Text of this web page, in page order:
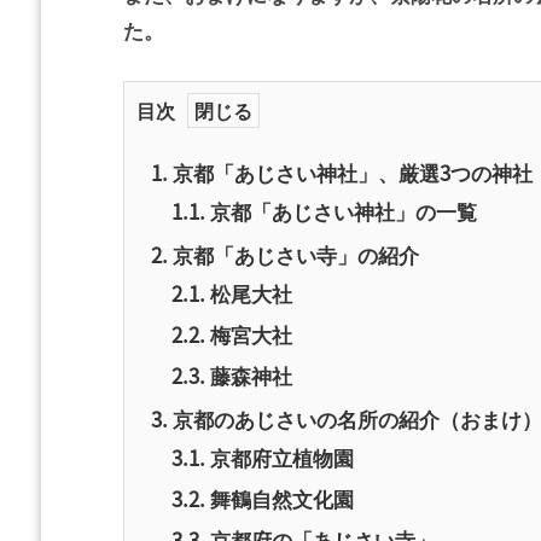
た。
目次
1. 京都「あじさい神社」、厳選3つの神社
1.1. 京都「あじさい神社」の一覧
2. 京都「あじさい寺」の紹介
2.1. 松尾大社
2.2. 梅宮大社
2.3. 藤森神社
3. 京都のあじさいの名所の紹介（おまけ）
3.1. 京都府立植物園
3.2. 舞鶴自然文化園